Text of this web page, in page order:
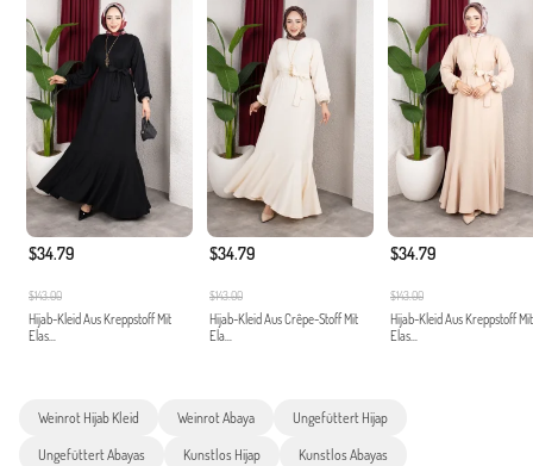
$34.79
$143.00
Hijab-Kleid Aus Kreppstoff Mit
Elas...
$34.79
$143.00
Hijab-Kleid Aus Crêpe-Stoff Mit
Ela...
$34.79
$143.00
Hijab-Kleid Aus Kreppstoff Mit
Elas...
Weinrot Hijab Kleid Weinrot Abaya Ungefüttert Hijap
Ungefüttert Abayas Kunstlos Hijap Kunstlos Abayas